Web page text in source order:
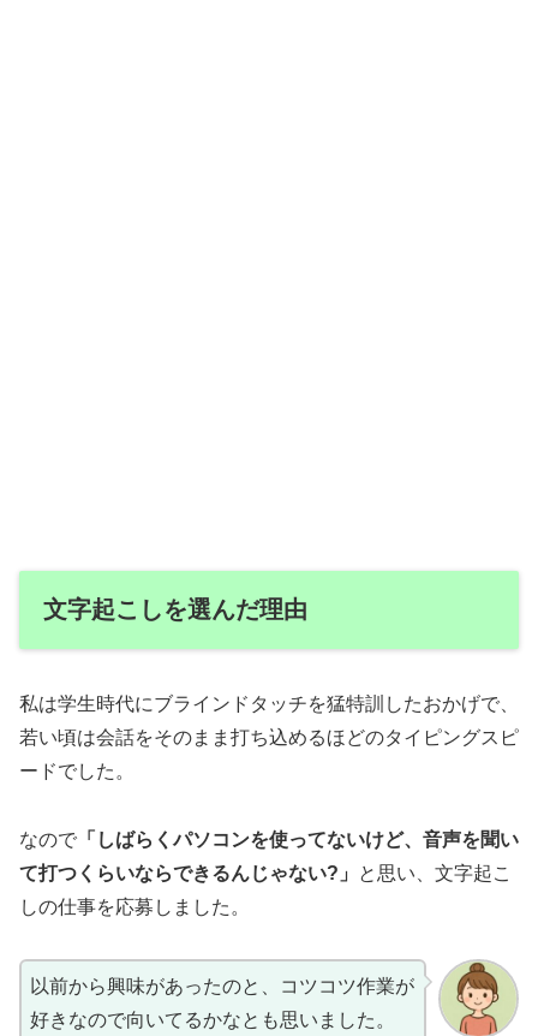
文字起こしを選んだ理由
私は学生時代にブラインドタッチを猛特訓したおかげで、
若い頃は会話をそのまま打ち込めるほどのタイピングスピ
ードでした。
なので 「しばらくパソコンを使ってないけど、音声を聞い
て打つくらいならできるんじゃない?」
と思い、文字起こ
しの仕事を応募しました。
以前から興味があったのと、コツコツ作業が
好きなので向いてるかなとも思いました。